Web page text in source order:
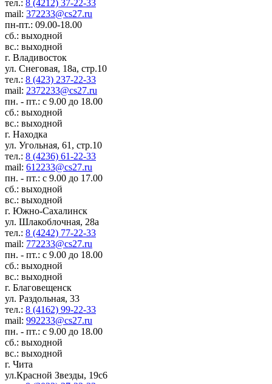
тел.: 8 (4212) 37-22-33
mail: 372233@cs27.ru
пн-пт.: 09.00-18.00
сб.: выходной
вс.: выходной
г. Владивосток
ул. Снеговая, 18а, стр.10
тел.: 8 (423) 237-22-33
mail: 2372233@cs27.ru
пн. - пт.: с 9.00 до 18.00
сб.: выходной
вс.: выходной
г. Находка
ул. Угольная, 61, стр.10
тел.: 8 (4236) 61-22-33
mail: 612233@cs27.ru
пн. - пт.: с 9.00 до 17.00
сб.: выходной
вс.: выходной
г. Южно-Сахалинск
ул. Шлакоблочная, 28а
тел.: 8 (4242) 77-22-33
mail: 772233@cs27.ru
пн. - пт.: с 9.00 до 18.00
сб.: выходной
вс.: выходной
г. Благовещенск
ул. Раздольная, 33
тел.: 8 (4162) 99-22-33
mail: 992233@cs27.ru
пн. - пт.: с 9.00 до 18.00
сб.: выходной
вс.: выходной
г. Чита
ул.Красной Звезды, 19с6